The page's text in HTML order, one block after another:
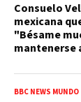
Consuelo
mexicana
"Bésame
mantenerse
BBC NEWS MUNDO